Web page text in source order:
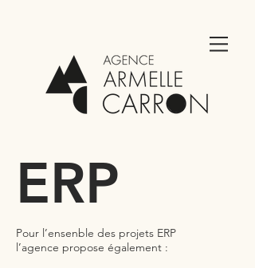
ERP
Pour l’ensenble des projets ERP
l’agence propose également :